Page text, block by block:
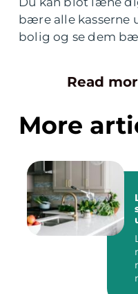
bære alle kasserne
bolig og se dem
Read
More